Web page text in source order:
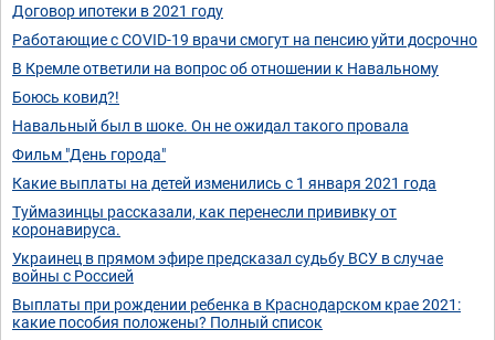
Договор ипотеки в 2021 году
Работающие с COVID-19 врачи смогут на пенсию уйти досрочно
В Кремле ответили на вопрос об отношении к Навальному
Боюсь ковид?!
Навальный был в шоке. Он не ожидал такого провала
Фильм "День города"
Какие выплаты на детей изменились с 1 января 2021 года
Туймазинцы рассказали, как перенесли прививку от
коронавируса.
Украинец в прямом эфире предсказал судьбу ВСУ в случае
войны с Россией
Выплаты при рождении ребенка в Краснодарском крае 2021:
какие пособия положены? Полный список